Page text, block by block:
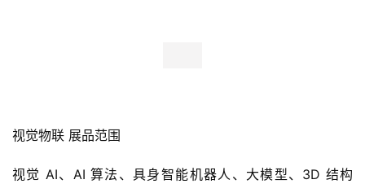
视觉物联 展品范围
视觉 AI、AI 算法、具身智能机器人、大模型、3D 结构